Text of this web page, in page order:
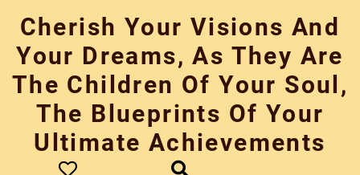
content
Cherish Your Visions And
Your Dreams, As They Are
The Children Of Your Soul,
The Blueprints Of Your
Ultimate Achievements